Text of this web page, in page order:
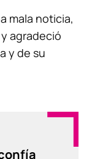
mala noticia,
agradeció
y de su